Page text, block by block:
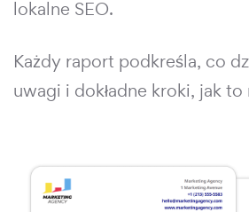
lokalne SEO.
Każdy raport podkreśla, co
uwagi i dokładne kroki, jak to